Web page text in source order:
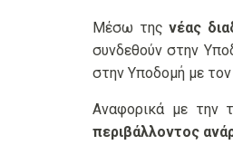
Μέσω τηςνέας
συνδεθούν στην
στην Υποδομή με
Αναφορικά με την
περιβάλλοντος